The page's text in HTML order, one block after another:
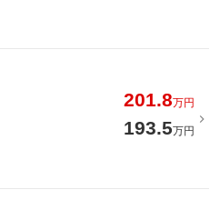
201.8万円
193.5万円